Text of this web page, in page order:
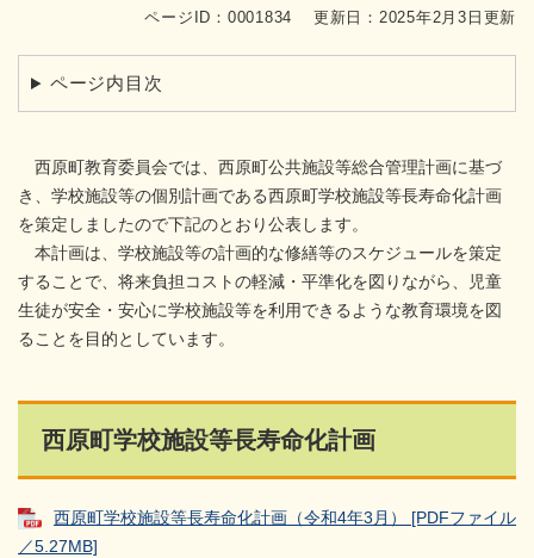
ページID：0001834 更新日：2025年2月3日更新
ページ内目次
西原町教育委員会では、西原町公共施設等総合管理計画に基づ
き、学校施設等の個別計画である西原町学校施設等長寿命化計画
を策定しましたので下記のとおり公表します。
本計画は、学校施設等の計画的な修繕等のスケジュールを策定
することで、将来負担コストの軽減・平準化を図りながら、児童
生徒が安全・安心に学校施設等を利用できるような教育環境を図
ることを目的としています。
西原町学校施設等長寿命化計画
西原町学校施設等長寿命化計画（令和4年3月） [PDFファイル
／5.27MB]